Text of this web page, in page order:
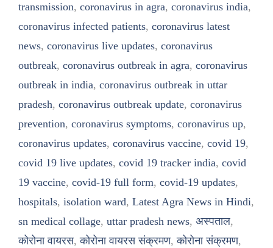
transmission, coronavirus in agra, coronavirus india,
coronavirus infected patients, coronavirus latest
news, coronavirus live updates, coronavirus
outbreak, coronavirus outbreak in agra, coronavirus
outbreak in india, coronavirus outbreak in uttar
pradesh, coronavirus outbreak update, coronavirus
prevention, coronavirus symptoms, coronavirus up,
coronavirus updates, coronavirus vaccine, covid 19,
covid 19 live updates, covid 19 tracker india, covid
19 vaccine, covid-19 full form, covid-19 updates,
hospitals, isolation ward, Latest Agra News in Hindi,
sn medical collage, uttar pradesh news, अस्पताल,
कोरोना वायरस,कोरोना वायरस संक्रमण,कोरोना संक्रमण,